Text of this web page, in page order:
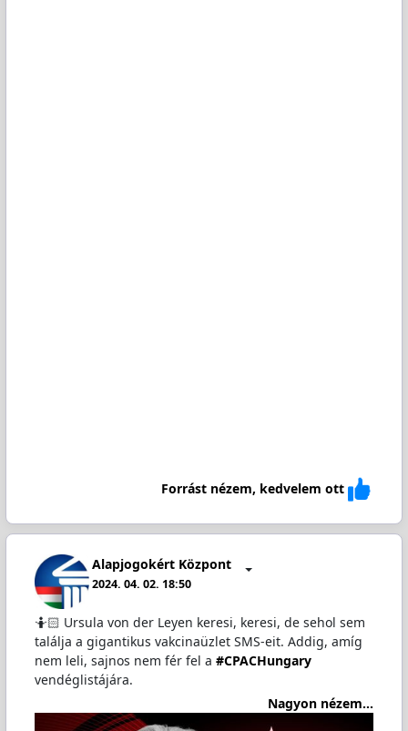
Forrást nézem, kedvelem ott
Alapjogokért Központ
2024. 04. 02. 18:50
🤷🏻 Ursula von der Leyen keresi, keresi, de sehol sem
találja a gigantikus vakcinaüzlet SMS-eit. Addig, amíg
nem leli, sajnos nem fér fel a #CPACHungary
vendéglistájára.
Nagyon nézem...